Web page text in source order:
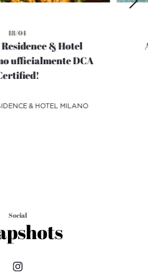
18/04
& Hotel
ufficialmente DCA
& HOTEL MILANO
Social